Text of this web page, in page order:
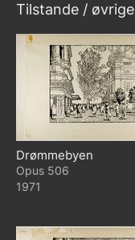
Tilstande / øvrige
Drømmebyen
506
1971